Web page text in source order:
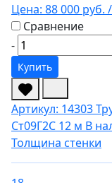
Цена: 88 000 руб.
Сравнение
-
Купить
Артикул: 14303
Ст09Г2С 12 м В
Толщина стенки